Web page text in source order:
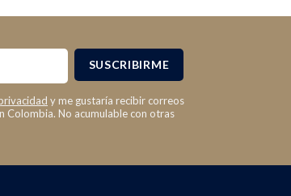
SUSCRIBIRME
y me gustaría recibir correos
No acumulable con otras